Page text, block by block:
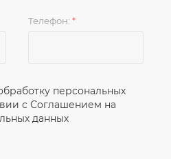
Телефон: *
персональных
с Соглашением на
данных